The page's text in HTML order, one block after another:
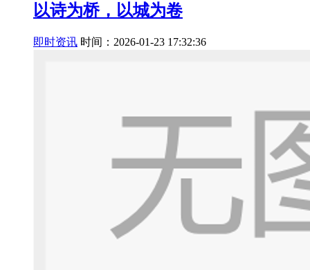
以诗为桥，以城为卷
即时资讯 时间：2026-01-23 17:32:36